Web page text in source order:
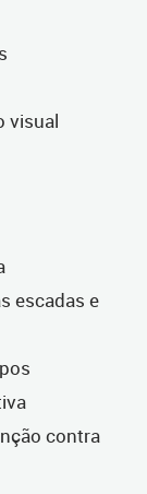
visual
escadas e
contra